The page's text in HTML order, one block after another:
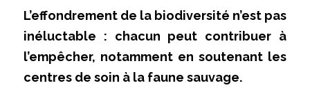
L’effondrement de la biodiversité n’est pas
inéluctable : chacun peut contribuer à
l’empêcher, notamment en soutenant les
centres de soin à la faune sauvage.